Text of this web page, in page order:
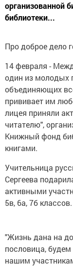
организованной
библиотеки...
Про доброе дело
14 февраля -
один из молодых
объединяющих
прививает им
лицея приняли
читателю",
Книжный фонд
книгами.
Учительница
Сергеева
активными
5в, 6а, 7б
"Жизнь дана на
пословица,
нашим